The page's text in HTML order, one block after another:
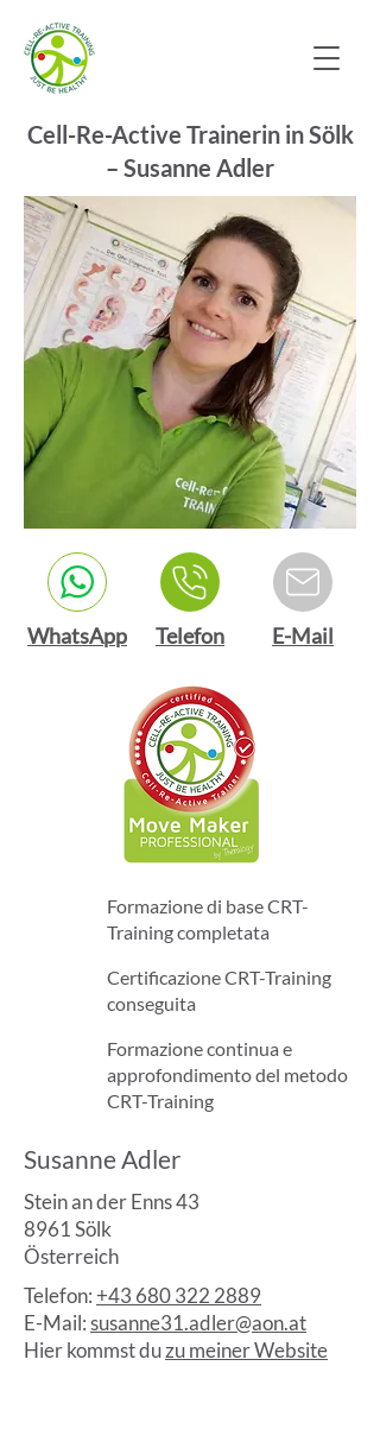
Cell-Re-Active Trainerin in Sölk
– Susanne Adler
WhatsApp Telefon E-Mail
Formazione di base CRT-
Training completata
Certificazione CRT-Training
conseguita
Formazione continua e
approfondimento del metodo
CRT-Training
Susanne Adler
Stein an der Enns 43
8961 Sölk
Österreich
Telefon:+43 680 322 2889
E-Mail:susanne31.adler@aon.at
Hier kommst duzu meiner Website